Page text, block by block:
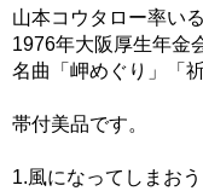
山本コウタロー率い
1976年大阪厚生年金
名曲「岬めぐり」「
帯付美品です。
1.風になってしまおう